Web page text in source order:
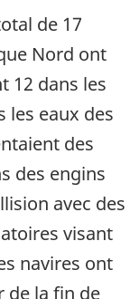
de 17
Nord ont
12 dans les
les eaux des
des
des engins
avec des
visant
navires ont
de la fin de